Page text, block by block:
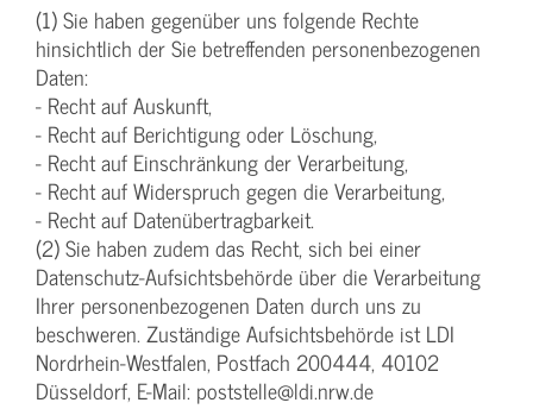
(1) Sie haben gegenüber uns folgende Rechte
hinsichtlich der Sie betreffenden personenbezogenen
Daten:
- Recht auf Auskunft,
- Recht auf Berichtigung oder Löschung,
- Recht auf Einschränkung der Verarbeitung,
- Recht auf Widerspruch gegen die Verarbeitung,
- Recht auf Datenübertragbarkeit.
(2) Sie haben zudem das Recht, sich bei einer
Datenschutz-Aufsichtsbehörde über die Verarbeitung
Ihrer personenbezogenen Daten durch uns zu
beschweren. Zuständige Aufsichtsbehörde ist LDI
Nordrhein-Westfalen, Postfach 200444, 40102
Düsseldorf, E-Mail: poststelle@ldi.nrw.de